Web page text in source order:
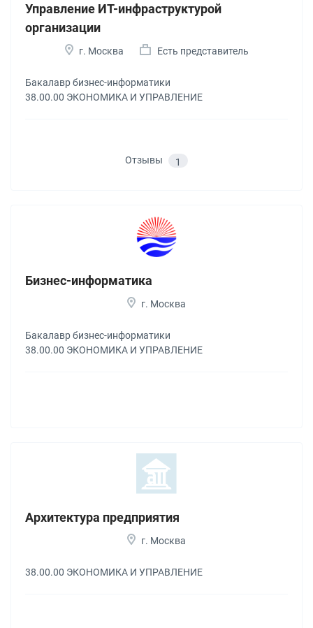
Управление ИТ-инфраструктурой
организации
г. Москва Есть представитель
Бакалавр бизнес-информатики
38.00.00 ЭКОНОМИКА И УПРАВЛЕНИЕ
Отзывы 1
Бизнес-информатика
г. Москва
Бакалавр бизнес-информатики
38.00.00 ЭКОНОМИКА И УПРАВЛЕНИЕ
Архитектура предприятия
г. Москва
38.00.00 ЭКОНОМИКА И УПРАВЛЕНИЕ